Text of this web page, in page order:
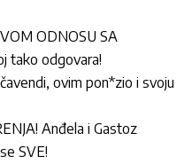
ODNOSU SA
tako odgovara!
ovim pon*zio i svoju
Anđela i Gastoz
SVE!